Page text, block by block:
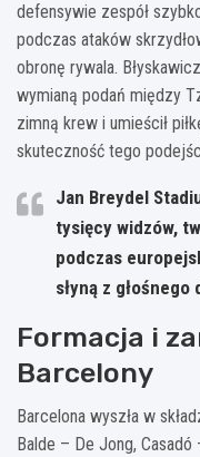
defensywie zespół
podczas ataków
obronę rywala.
wymianą podań między
zimną krew i umieścił
skuteczność tego
Jan Breydel
tysięcy widzów,
podczas
słyną z głośnego
Formacja i
Barcelony
Barcelona wyszła w
Balde – De Jong, Casadó